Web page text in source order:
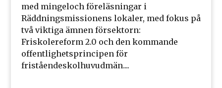
med mingeloch föreläsningar i
Räddningsmissionens lokaler, med fokus på
två viktiga ämnen försektorn:
Friskolereform 2.0 och den kommande
offentlighetsprincipen för
friståendeskolhuvudmän....